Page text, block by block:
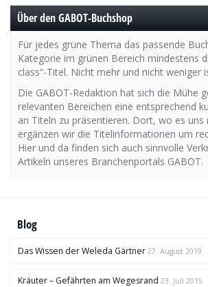
Über den GABOT-Buchshop
Für jedes grüne Thema das passende
Kategorie im grünen Bereich mindestens
class“-Titel. Nicht mehr und nicht weniger
Die GABOT-Redaktion hat sich die Mühe
relevanten Bereichen eine entsprechend
an Titeln zu präsentieren. Dort, wo es uns
ergänzen wir die Titelinformationen um
Hier und da finden sich auch sinnvolle
Artikeln unseres Branchenportals GABOT.
Blog
Das Wissen der Weleda Gärtner 27. August 2019
Kräuter – Gefährten am Wegesrand 23. Juli 2015